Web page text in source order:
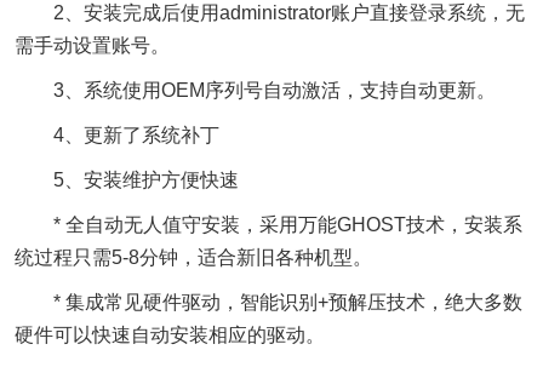
2、安装完成后使用administrator账户直接登录系统，无
需手动设置账号。
3、系统使用OEM序列号自动激活，支持自动更新。
4、更新了系统补丁
5、安装维护方便快速
* 全自动无人值守安装，采用万能GHOST技术，安装系
统过程只需5-8分钟，适合新旧各种机型。
* 集成常见硬件驱动，智能识别+预解压技术，绝大多数
硬件可以快速自动安装相应的驱动。